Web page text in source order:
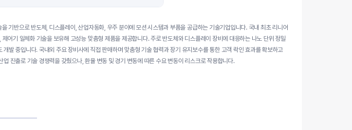
기반으로 반도체, 디스플레이, 산업자동화, 우주 분야에 모션 시스템과 부품을 공급하는 기술기업입니다. 국내 최초 리니어
어기 일체화 기술을 보유해 고성능 맞춤형 제품을 제공합니다. 주로 반도체와 디스플레이 장비에 대응하는 나노 단위 정밀
발 중입니다. 국내외 주요 장비사에 직접 판매하며 맞춤형 기술 협력과 장기 유지보수를 통한 고객 락인 효과를 확보하고
진출로 기술 경쟁력을 갖췄으나, 환율 변동 및 경기 변동에 따른 수요 변동이 리스크로 작용합니다.